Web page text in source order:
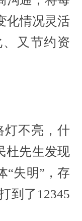
化情况灵活
又节约资
不亮，什
杜先生发现
“失明”，存
到了12345